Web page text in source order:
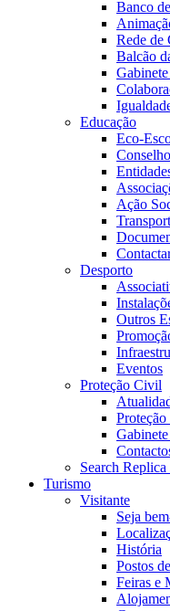
Banco
Rede de
Balcão
Educação
Eco-
Ação
Desporto
Outros
Eventos
Proteção Civil
Search
Turismo
Visitante
Seja
História
Postos
Feiras e